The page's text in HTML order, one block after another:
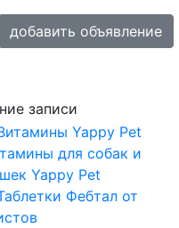
добавить объявление
записи
для собак и
Yappy Pet